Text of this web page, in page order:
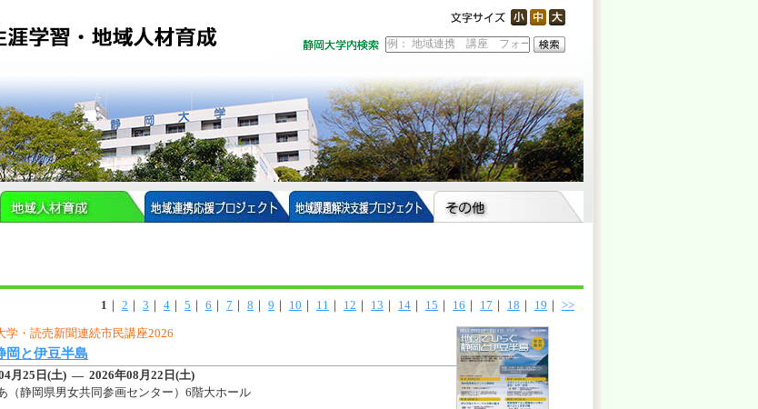
1 ｜ 2 ｜ 3 ｜ 4 ｜ 5 ｜ 6 ｜ 7 ｜ 8 ｜ 9 ｜ 10 ｜ 11 ｜ 12 ｜ 13 ｜ 14 ｜ 15 ｜ 16 ｜ 17 ｜ 18 ｜ 19 ｜ >>
学・読売新聞連続市民講座2026
岡と伊豆半島
月25日(土) — 2026年08月22日(土)
（静岡県男女共同参画センター）6階大ホール
ト部門とは